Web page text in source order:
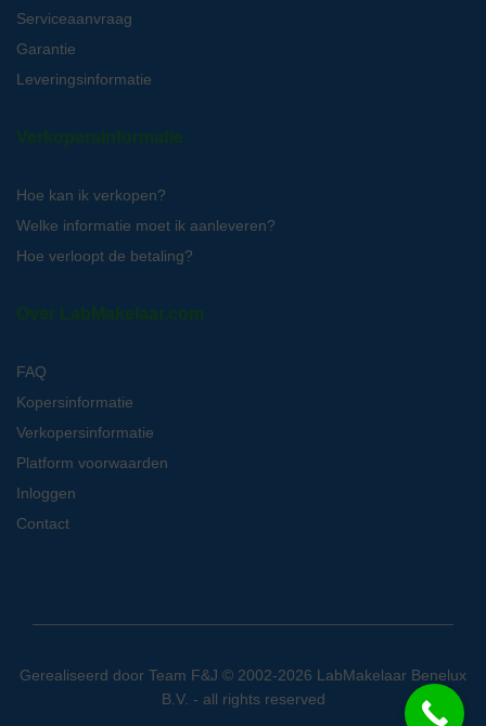
Serviceaanvraag
Garantie
Leveringsinformatie
Verkopersinformatie
Hoe kan ik verkopen?
Welke informatie moet ik aanleveren?
Hoe verloopt de betaling?
Over LabMakelaar.com
FAQ
Kopersinformatie
Verkopersinformatie
Platform voorwaarden
Inloggen
Contact
Gerealiseerd door Team F&J © 2002-2026 LabMakelaar Benelux
B.V. - all rights reserved